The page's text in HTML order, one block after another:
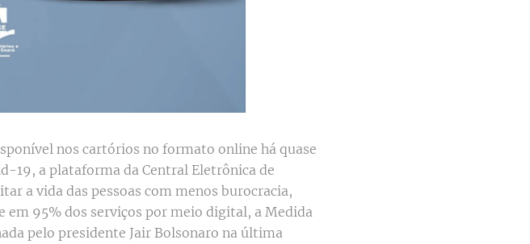
nos cartórios no formato online há quase
19, a plataforma da Central Eletrônica de
a vida das pessoas com menos burocracia,
em 95% dos serviços por meio digital, a Medida
pelo presidente Jair Bolsonaro na última